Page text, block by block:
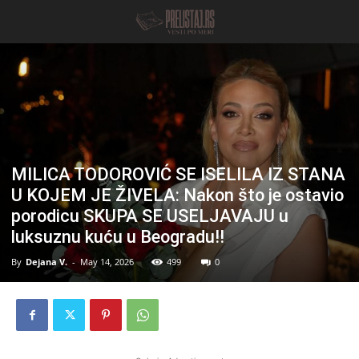
MILICA TODOROVIĆ SE ISELILA IZ STANA
U KOJEM JE ŽIVELA: Nakon što je ostavio
porodicu SKUPA SE USELJAVAJU u
luksuznu kuću u Beogradu!!
By Dejana V. - May 14, 2026 499 0